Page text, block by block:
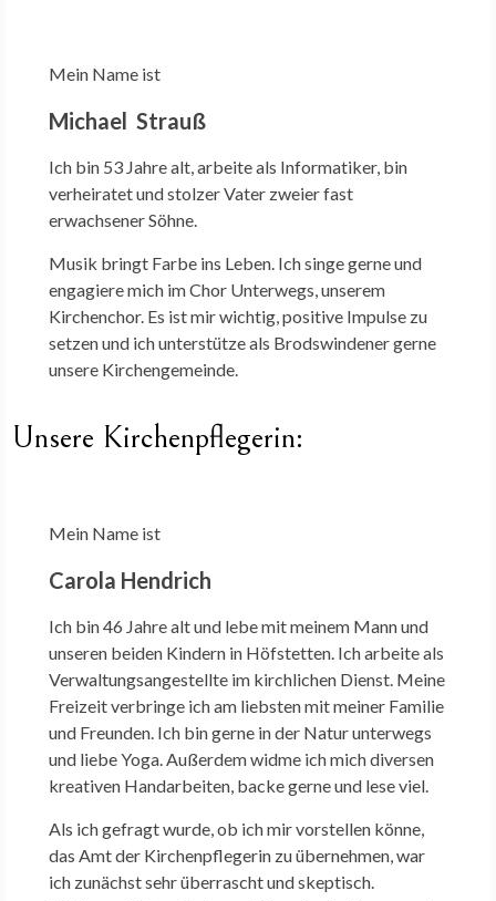
Mein Name ist
Michael Strauß
Ich bin 53 Jahre alt, arbeite als Informatiker, bin
verheiratet und stolzer Vater zweier fast
erwachsener Söhne.
Musik bringt Farbe ins Leben. Ich singe gerne und
engagiere mich im Chor Unterwegs, unserem
Kirchenchor. Es ist mir wichtig, positive Impulse zu
setzen und ich unterstütze als Brodswindener gerne
unsere Kirchengemeinde.
Unsere Kirchenpflegerin:
Mein Name ist
Carola Hendrich
Ich bin 46 Jahre alt und lebe mit meinem Mann und
unseren beiden Kindern in Höfstetten. Ich arbeite als
Verwaltungsangestellte im kirchlichen Dienst. Meine
Freizeit verbringe ich am liebsten mit meiner Familie
und Freunden. Ich bin gerne in der Natur unterwegs
und liebe Yoga. Außerdem widme ich mich diversen
kreativen Handarbeiten, backe gerne und lese viel.
Als ich gefragt wurde, ob ich mir vorstellen könne,
das Amt der Kirchenpflegerin zu übernehmen, war
ich zunächst sehr überrascht und skeptisch.